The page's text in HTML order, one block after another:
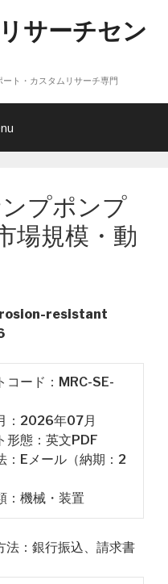
サーチセン
ト・カスタムリサーチ専門
プポンプ
場規模・動
resistant
コード：MRC-SE-
：2026年07月
形態：英文PDF
：Eメール（納期：2
：機械・装置
法：銀行振込、請求書